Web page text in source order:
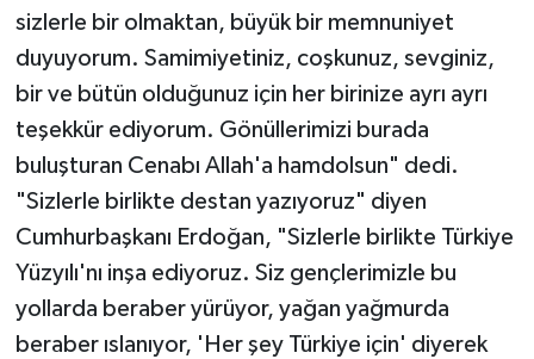
sizlerle bir olmaktan, büyük bir memnuniyet
duyuyorum. Samimiyetiniz, coşkunuz, sevginiz,
bir ve bütün olduğunuz için her birinize ayrı ayrı
teşekkür ediyorum. Gönüllerimizi burada
buluşturan Cenabı Allah'a hamdolsun" dedi.
"Sizlerle birlikte destan yazıyoruz" diyen
Cumhurbaşkanı Erdoğan, "Sizlerle birlikte Türkiye
Yüzyılı'nı inşa ediyoruz. Siz gençlerimizle bu
yollarda beraber yürüyor, yağan yağmurda
beraber ıslanıyor, 'Her şey Türkiye için' diyerek